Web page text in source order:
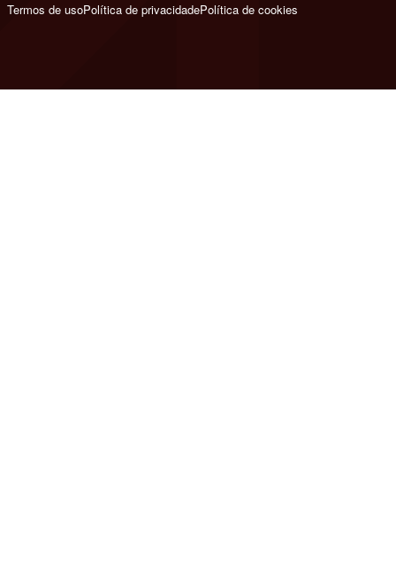
Termos de usoPolítica de privacidadePolítica de cookies